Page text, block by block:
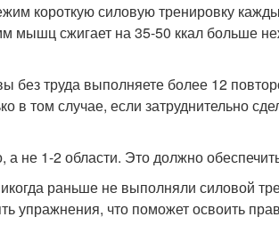
короткую силовую тренировку
мышц сжигает на 35-50 ккал больше
без труда выполняете более 12
в том случае, если затруднительно
а не 1-2 области. Это должно
раньше не выполняли силовой
упражнения, что поможет освоить